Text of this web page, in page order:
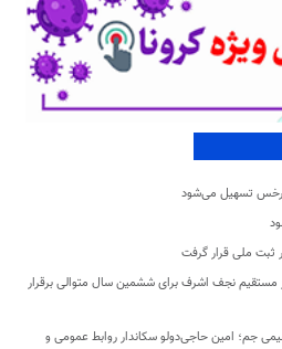
سرخس تسهیل می‌شود
مستقیم نجف اشرف برای ششمین سال متوالی برقرار
جم؛ امین حاجی‌دولو سکاندار روابط عمومی و